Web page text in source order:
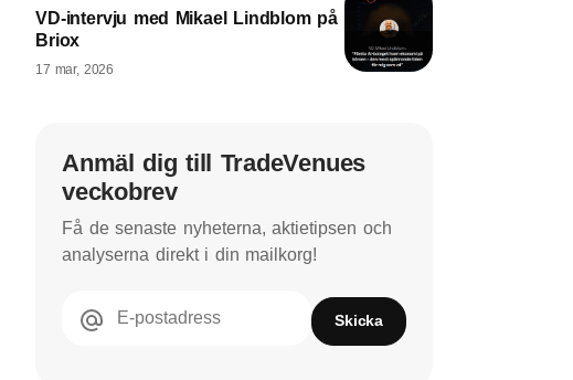
VD-intervju med Mikael Lindblom på
Briox
17 mar, 2026
Anmäl dig till TradeVenues
veckobrev
Få de senaste nyheterna, aktietipsen och
analyserna direkt i din mailkorg!
E-postadress Skicka